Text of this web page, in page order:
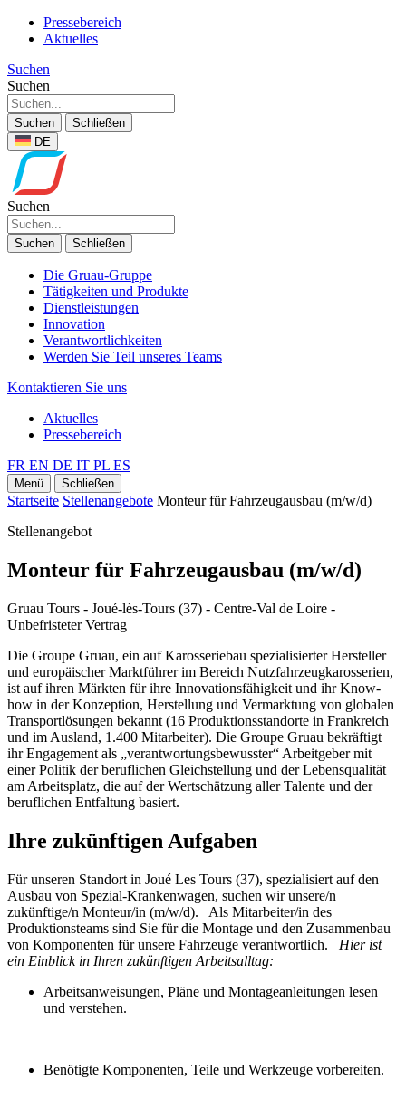
Pressebereich
Aktuelles
Suchen
Suchen
Suchen
Schließen
DE
Suchen
Suchen Schließen
Die Gruau-Gruppe
Tätigkeiten und Produkte
Dienstleistungen
Innovation
Verantwortlichkeiten
Werden Sie Teil unseres Teams
Kontaktieren Sie uns
Aktuelles
Pressebereich
FR EN DE IT PL ES
Menü Schließen
Startseite Stellenangebote Monteur für Fahrzeugausbau (m/w/d)
Stellenangebot
Monteur für Fahrzeugausbau (m/w/d)
Gruau Tours - Joué-lès-Tours (37) - Centre-Val de Loire -
Unbefristeter Vertrag
Die Groupe Gruau, ein auf Karosseriebau spezialisierter Hersteller
und europäischer Marktführer im Bereich Nutzfahrzeugkarosserien,
ist auf ihren Märkten für ihre Innovationsfähigkeit und ihr Know-
how in der Konzeption, Herstellung und Vermarktung von globalen
Transportlösungen bekannt (16 Produktionsstandorte in Frankreich
und im Ausland, 1.400 Mitarbeiter). Die Groupe Gruau bekräftigt
ihr Engagement als „verantwortungsbewusster“ Arbeitgeber mit
einer Politik der beruflichen Gleichstellung und der Lebensqualität
am Arbeitsplatz, die auf der Wertschätzung aller Talente und der
beruflichen Entfaltung basiert.
Ihre zukünftigen Aufgaben
Für unseren Standort in Joué Les Tours (37), spezialisiert auf den
Ausbau von Spezial-Krankenwagen, suchen wir unsere/n
zukünftige/n Monteur/in (m/w/d). Als Mitarbeiter/in des
Produktionsteams sind Sie für die Montage und den Zusammenbau
von Komponenten für unsere Fahrzeuge verantwortlich. Hier ist
ein Einblick in Ihren zukünftigen Arbeitsalltag:
Arbeitsanweisungen, Pläne und Montageanleitungen lesen
und verstehen.
Benötigte Komponenten, Teile und Werkzeuge vorbereiten.